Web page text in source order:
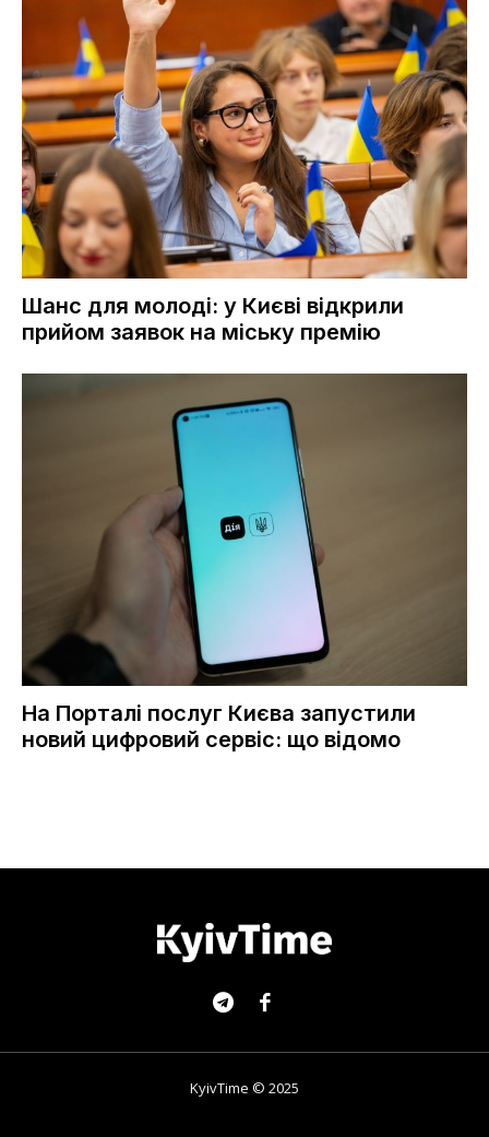
Шанс для молоді: у Києві відкрили
прийом заявок на міську премію
На Порталі послуг Києва запустили
новий цифровий сервіс: що відомо
KyivTime © 2025